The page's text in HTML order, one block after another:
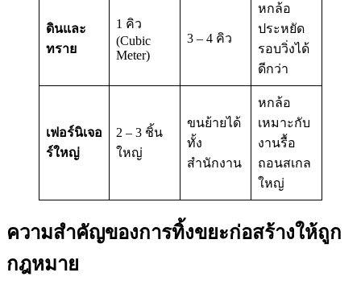
ดินและ
ทราย
1 คิว
(Cubic
Meter)
3 – 4 คิว
หกล้อ
ประหยัด
รอบวิ่งได้
ดีกว่า
เฟอร์นิเจอ
ร์ใหญ่
2 – 3 ชิ้น
ใหญ่
ขนย้ายได้
ทั้ง
สำนักงาน
หกล้อ
เหมาะกับ
งานรื้อ
ถอนสเกล
ใหญ่
ความสำคัญของการทิ้งขยะก่อสร้างให้ถูก
กฎหมาย